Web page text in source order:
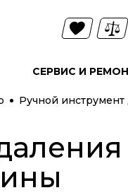
СЕРВИС И
Ручной